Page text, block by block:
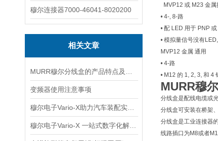
穆尔连接器7000-46041-8020200
相关文章
变频器使用注意事项
MVP12 或 M23 金
• 4-, 8-路
• 配 LED 用于 PNP
• 模拟量信号没有
MVP12 金属 通用
• 4-路
• M12 的 1, 2, 3, 和 4
MURR穆
分线盒是配线电缆或
分线盒可安装在桥架
分线盒是工业连接器
线路插口为M8或者